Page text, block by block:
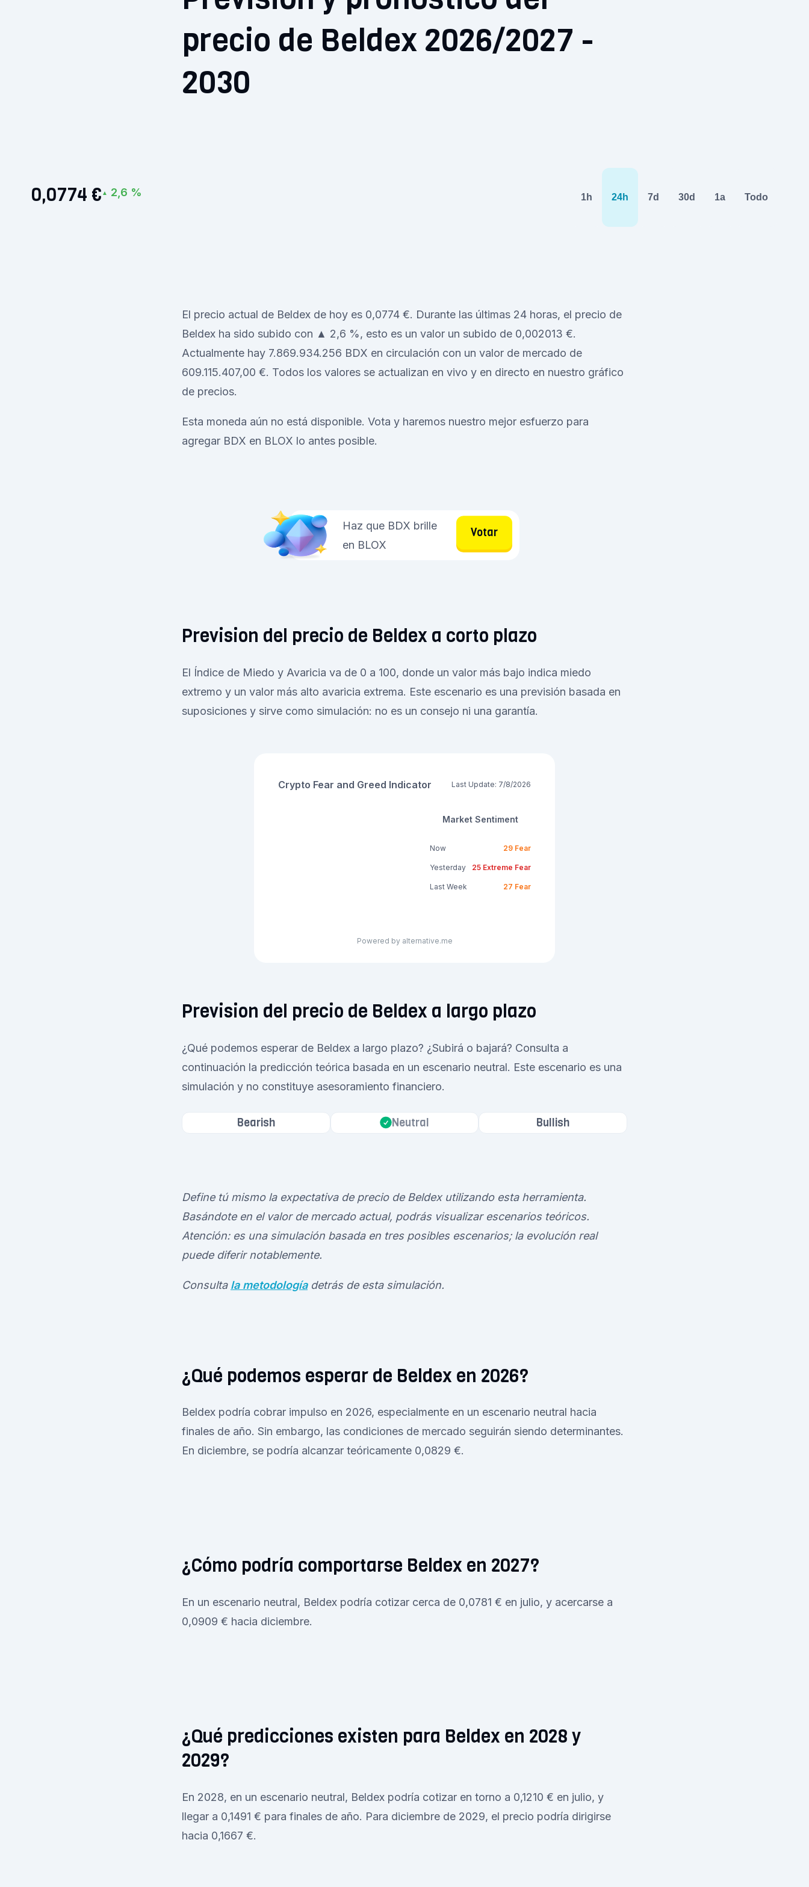
precio de Beldex 2026/2027 -
2030
0,0774 € ▲ 2,6 % 1h 24h 7d 30d 1a Todo
El precio actual de Beldex de hoy es 0,0774 €. Durante las últimas 24 horas, el precio de
Beldex ha sido subido con ▲ 2,6 %, esto es un valor un subido de 0,002013 €.
Actualmente hay 7.869.934.256 BDX en circulación con un valor de mercado de
609.115.407,00 €. Todos los valores se actualizan en vivo y en directo en nuestro gráfico
de precios.
Esta moneda aún no está disponible. Vota y haremos nuestro mejor esfuerzo para
agregar BDX en BLOX lo antes posible.
Haz que BDX brille
en BLOX
Votar
Prevision del precio de Beldex a corto plazo
El Índice de Miedo y Avaricia va de 0 a 100, donde un valor más bajo indica miedo
extremo y un valor más alto avaricia extrema. Este escenario es una previsión basada en
suposiciones y sirve como simulación: no es un consejo ni una garantía.
Crypto Fear and Greed Indicator Last Update: 7/8/2026
Market Sentiment
Now 29 Fear
Yesterday 25 Extreme Fear
Last Week 27 Fear
Powered by alternative.me
Prevision del precio de Beldex a largo plazo
¿Qué podemos esperar de Beldex a largo plazo? ¿Subirá o bajará? Consulta a
continuación la predicción teórica basada en un escenario neutral. Este escenario es una
simulación y no constituye asesoramiento financiero.
Bearish Neutral Bullish
Define tú mismo la expectativa de precio de Beldex utilizando esta herramienta.
Basándote en el valor de mercado actual, podrás visualizar escenarios teóricos.
Atención: es una simulación basada en tres posibles escenarios; la evolución real
puede diferir notablemente.
Consulta la metodologíadetrás de esta simulación.
¿Qué podemos esperar de Beldex en 2026?
Beldex podría cobrar impulso en 2026, especialmente en un escenario neutral hacia
finales de año. Sin embargo, las condiciones de mercado seguirán siendo determinantes.
En diciembre, se podría alcanzar teóricamente 0,0829 €.
¿Cómo podría comportarse Beldex en 2027?
En un escenario neutral, Beldex podría cotizar cerca de 0,0781 € en julio, y acercarse a
0,0909 € hacia diciembre.
¿Qué predicciones existen para Beldex en 2028 y
2029?
En 2028, en un escenario neutral, Beldex podría cotizar en torno a 0,1210 € en julio, y
llegar a 0,1491 € para finales de año. Para diciembre de 2029, el precio podría dirigirse
hacia 0,1667 €.